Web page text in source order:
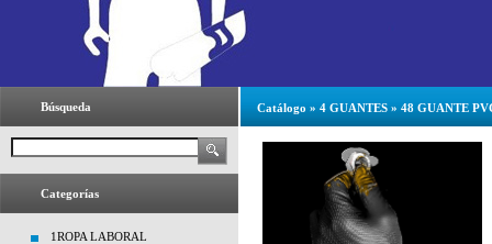
Búsqueda
Categorías
1ROPA LABORAL
Catálogo » 4 GUANTES » 48 GUANTE